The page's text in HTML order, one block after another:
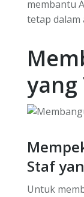
membantu
tetap dalam
Staf
Untuk